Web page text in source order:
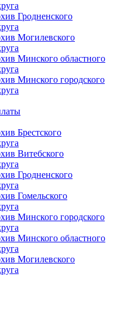
Гродненского
Могилевского
Минского областного
Минского городского
Брестского
Витебского
Гродненского
Гомельского
Минского городского
Минского областного
Могилевского